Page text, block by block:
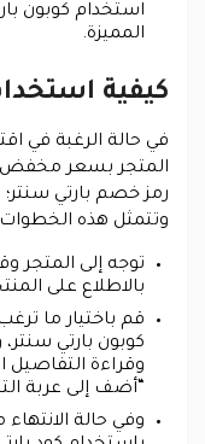
استخدام كوبون
المميزة.
كيفية
في حالة الرغبة في
رمز خصم بارتي
وتتمثل هذه الخطوات
توجه إلى المتجر
بالاطلاع على
قم باختيار ما
كوبون بارتي
وقراءة التفاصيل
“أضف إلى عربة
وفي حالة الانتهاء